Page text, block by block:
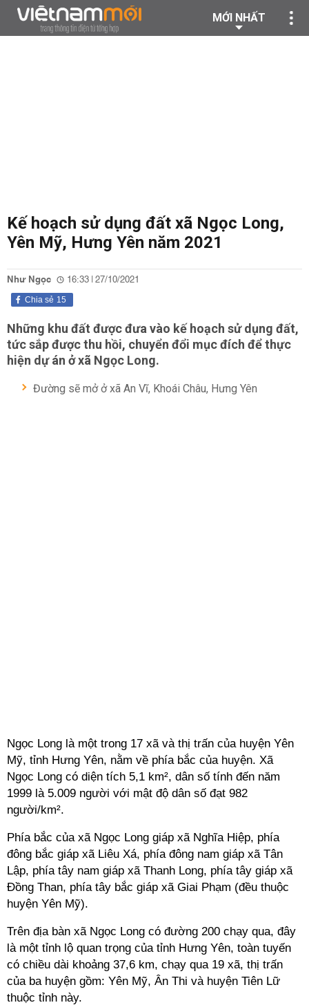
MỚI NHẤT
Kế hoạch sử dụng đất xã Ngọc Long,
Yên Mỹ, Hưng Yên năm 2021
Như Ngọc 16:33 | 27/10/2021
15
Chia sẻ
Những khu đất được đưa vào kế hoạch sử dụng đất,
tức sắp được thu hồi, chuyển đổi mục đích để thực
hiện dự án ở xã Ngọc Long.
Đường sẽ mở ở xã An Vĩ, Khoái Châu, Hưng Yên
Ngọc Long là một trong 17 xã và thị trấn của huyện Yên
Mỹ, tỉnh Hưng Yên, nằm về phía bắc của huyện. Xã
Ngọc Long có diện tích 5,1 km², dân số tính đến năm
1999 là 5.009 người với mật độ dân số đạt 982
người/km².
Phía bắc của xã Ngọc Long giáp xã Nghĩa Hiệp, phía
đông bắc giáp xã Liêu Xá, phía đông nam giáp xã Tân
Lập, phía tây nam giáp xã Thanh Long, phía tây giáp xã
Đồng Than, phía tây bắc giáp xã Giai Phạm (đều thuộc
huyện Yên Mỹ).
Trên địa bàn xã Ngọc Long có đường 200 chạy qua, đây
là một tỉnh lộ quan trọng của tỉnh Hưng Yên, toàn tuyến
có chiều dài khoảng 37,6 km, chạy qua 19 xã, thị trấn
của ba huyện gồm: Yên Mỹ, Ân Thi và huyện Tiên Lữ
thuộc tỉnh này.